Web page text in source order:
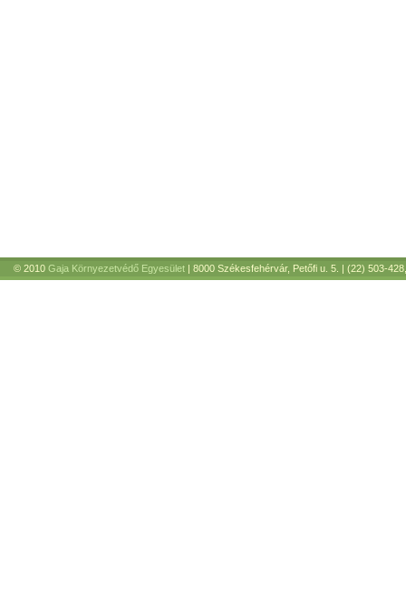
© 2010 Gaja Környezetvédő Egyesület | 8000 Székesfehérvár, Petőfi u. 5. | (22) 503-